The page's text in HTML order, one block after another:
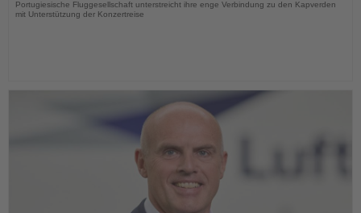
Portugiesische Fluggesellschaft unterstreicht ihre enge Verbindung zu den Kapverden
mit Unterstützung der Konzertreise